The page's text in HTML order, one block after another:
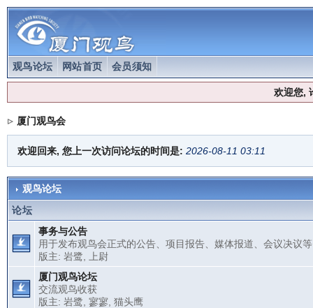
观鸟论坛 网站首页 会员须知
欢迎您,
厦门观鸟会
欢迎回来, 您上一次访问论坛的时间是: 2026-08-11 03:11
观鸟论坛
论坛
事务与公告
用于发布观鸟会正式的公告、项目报告、媒体报道、会议决议
版主: 岩鹭
上尉
厦门观鸟论坛
交流观鸟收获
版主: 岩鹭 寥寥, 猫头鹰